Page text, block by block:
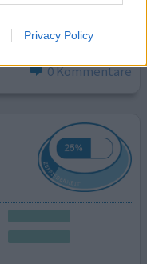
Privacy Policy
vorbei.
0 Kommentare